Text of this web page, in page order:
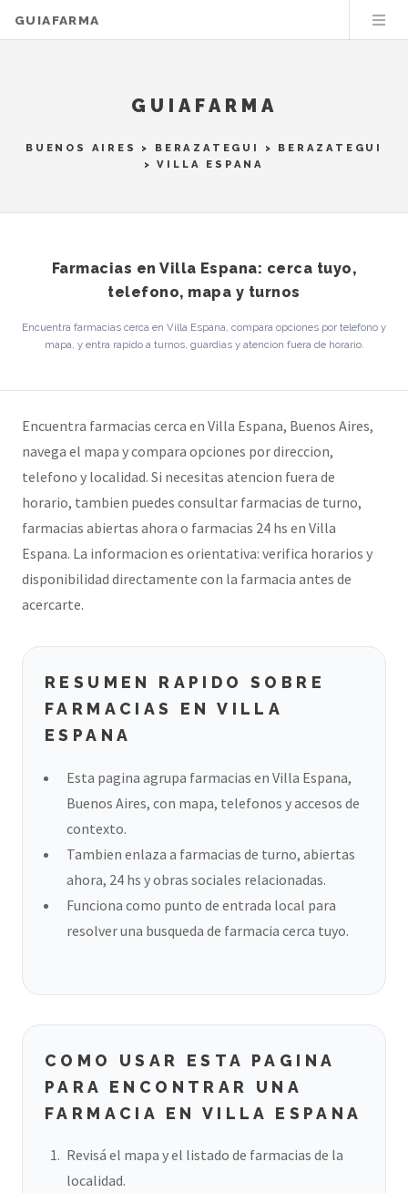
GUIAFARMA
GUIAFARMA
BUENOS AIRES > BERAZATEGUI > BERAZATEGUI
> VILLA ESPANA
Farmacias en Villa Espana: cerca tuyo,
telefono, mapa y turnos
Encuentra farmacias cerca en Villa Espana, compara opciones por telefono y
mapa, y entra rapido a turnos, guardias y atencion fuera de horario.
Encuentra farmacias cerca en Villa Espana, Buenos Aires,
navega el mapa y compara opciones por direccion,
telefono y localidad. Si necesitas atencion fuera de
horario, tambien puedes consultar farmacias de turno,
farmacias abiertas ahora o farmacias 24 hs en Villa
Espana. La informacion es orientativa: verifica horarios y
disponibilidad directamente con la farmacia antes de
acercarte.
RESUMEN RAPIDO SOBRE
FARMACIAS EN VILLA
ESPANA
Esta pagina agrupa farmacias en Villa Espana,
Buenos Aires, con mapa, telefonos y accesos de
contexto.
Tambien enlaza a farmacias de turno, abiertas
ahora, 24 hs y obras sociales relacionadas.
Funciona como punto de entrada local para
resolver una busqueda de farmacia cerca tuyo.
COMO USAR ESTA PAGINA
PARA ENCONTRAR UNA
FARMACIA EN VILLA ESPANA
Revisá el mapa y el listado de farmacias de la
localidad.